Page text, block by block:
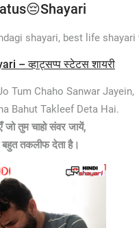
shayari, best life
– व्हाट्सप्प स्टेटस शायरी
Tum Chaho Sanwar Jayein,
Bahut Takleef Deta Hai.
जो तुम चाहो संवर जायें,
तकलीफ देता है।